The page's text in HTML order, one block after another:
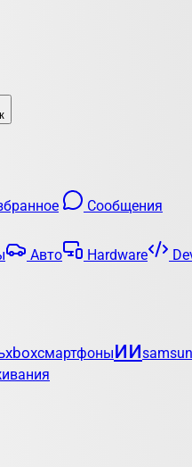
Сообщения
Авто Hardware
xboxсмартфоныии